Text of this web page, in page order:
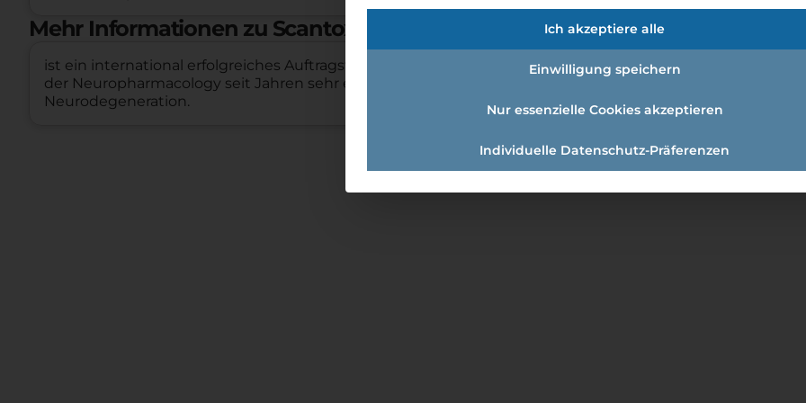
Mehr Informationen zu Scantox Neuro GmbH
ist ein international erfolgreiches Auftragsforschungsunternehmen im Präklinischen Bereich. Wir
der Neuropharmacology seit Jahren sehr erfolgreich präklinische Studien mit Schwerpunkt
Neurodegeneration.
Ich akzeptiere alle
Einwilligung speichern
Nur essenzielle Cookies akzeptieren
Individuelle Datenschutz-Präferenzen